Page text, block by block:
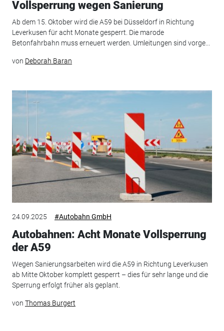
Vollsperrung wegen Sanierung
Ab dem 15. Oktober wird die A59 bei Düsseldorf in Richtung
Leverkusen für acht Monate gesperrt. Die marode
Betonfahrbahn muss erneuert werden. Umleitungen sind vorge...
von Deborah Baran
24.09.2025 #Autobahn GmbH
Autobahnen: Acht Monate Vollsperrung
der A59
Wegen Sanierungsarbeiten wird die A59 in Richtung Leverkusen
ab Mitte Oktober komplett gesperrt – dies für sehr lange und die
Sperrung erfolgt früher als geplant.
von Thomas Burgert